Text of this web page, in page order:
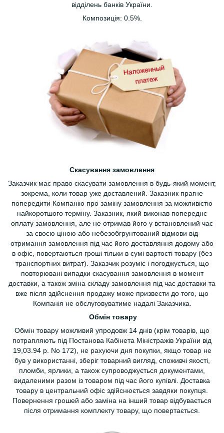
відділень банків України.
Композиція: 0.5%.
Скасування замовлення
Заказчик має право скасувати замовлення в будь-який момент,
зокрема, коли товар уже доставлений. Заказник прагне
попередити Компанію про заміну замовлення за можливістю
найкоротшого терміну. Заказник, який виконав попереднє
оплату замовлення, але не отримав його у встановлений час
за своєю ціною або небезобгрунтований відмови від
отримання замовлення під час його доставляння додому або
в офіс, повертаються гроші тільки в сумі вартості товару (без
транспортних витрат). Заказчик розуміє і погоджується, що
повторювані випадки скасування замовлення в момент
доставки, а також зміна складу замовлення під час доставки та
вже після здійснення продажу може призвести до того, що
Компанія не обслуговуватиме надалі Заказчика.
Обмін товару
Обмін товару можливий упродовж 14 днів (крім товарів, що
потрапляють під Постанова Кабінета Міністражів України від
19,03.94 р. No 172), не рахуючи дня покупки, якщо товар не
був у використанні, зберіг товарний вигляд, споживчі якості,
пломби, ярлики, а також супроводжується документами,
видаленими разом із товаром під час його купівлі. Доставка
товару в центральний офіс здійснюється завдяки покупця.
Повернення грошей або заміна на інший товар відбувається
після отримання комплекту товару, що повертається.